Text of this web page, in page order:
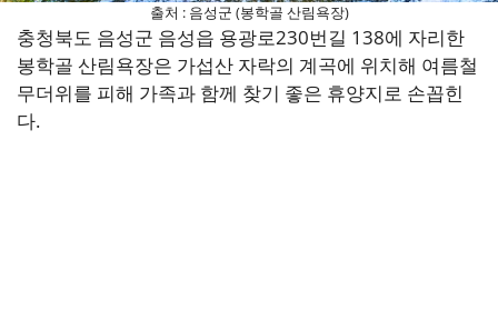
출처 : 음성군 (봉학골 산림욕장)
충청북도 음성군 음성읍 용광로230번길 138에 자리한
봉학골 산림욕장은 가섭산 자락의 계곡에 위치해 여름철
무더위를 피해 가족과 함께 찾기 좋은 휴양지로 손꼽힌
다.